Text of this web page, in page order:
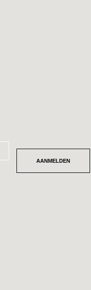
AANMELDEN